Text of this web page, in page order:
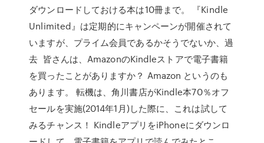
ダウンロードしておける本は10冊まで。 『Kindle
Unlimited』は定期的にキャンペーンが開催されて
いますが、プライム会員であるかそうでないか、過
去 皆さんは、AmazonのKindleストアで電子書籍
を買ったことがありますか？ Amazon というのも
あります。 転機は、角川書店がKindle本70％オフ
セールを実施(2014年1月)した際に、これは試して
みるチャンス！ KindleアプリをiPhoneにダウンロ